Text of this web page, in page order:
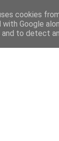
cookies
with Google
to detect